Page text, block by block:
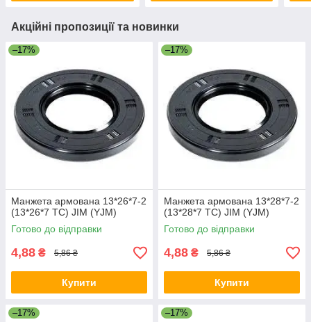
Акційні пропозиції та новинки
–17%
Манжета армована 13*26*7-2
(13*26*7 TC) JIM (YJM)
Готово до відправки
4,88 ₴ 5,86 ₴
Купити
–17%
Манжета армована 13*28*7-2
(13*28*7 TC) JIM (YJM)
Готово до відправки
4,88 ₴ 5,86 ₴
Купити
–17% –17%